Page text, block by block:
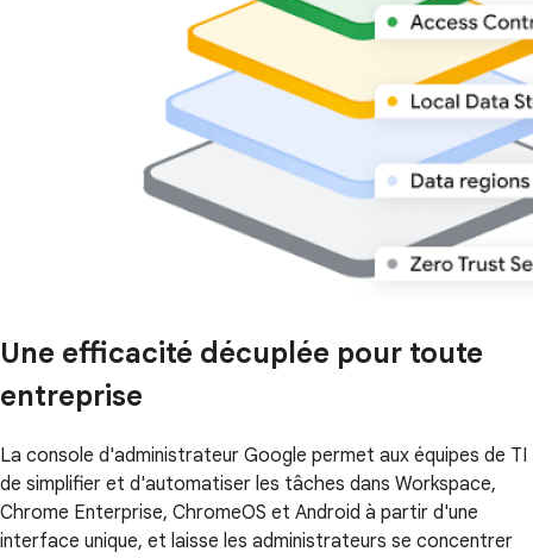
Une efficacité décuplée pour toute
entreprise
La console d'administrateur Google permet aux équipes de TI
de simplifier et d'automatiser les tâches dans Workspace,
Chrome Enterprise, ChromeOS et Android à partir d'une
interface unique, et laisse les administrateurs se concentrer